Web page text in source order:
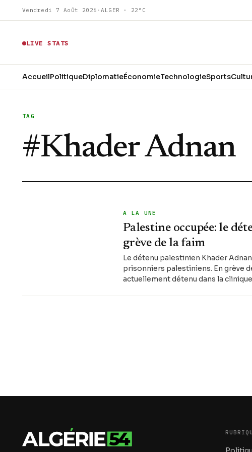
Vendredi 7 Août 2026 ·ALGER · 22°C
LIVE STATS
AccueilPolitiqueDiplomatieÉconomieTechnologieSports
TAG
#Khader Adnan
A LA UNE
Palestine occupée: le
grève de la faim
Le détenu palestinien Khader
prisonniers palestiniens. En grève
actuellement détenu dans la